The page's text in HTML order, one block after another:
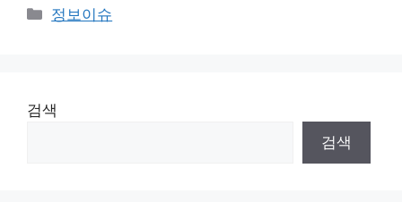
Categories
정보이슈
검색
검색